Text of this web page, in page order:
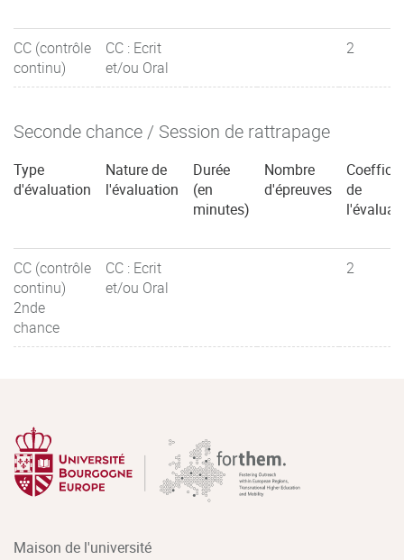
CC (contrôle
continu)
CC : Ecrit
et/ou Oral
2
Seconde chance / Session de rattrapage
Type
d'évaluation
Nature de
l'évaluation
Durée
(en
minutes)
Nombre
d'épreuves
de
CC (contrôle
continu)
2nde
chance
CC : Ecrit
et/ou Oral
2
Maison de l'université